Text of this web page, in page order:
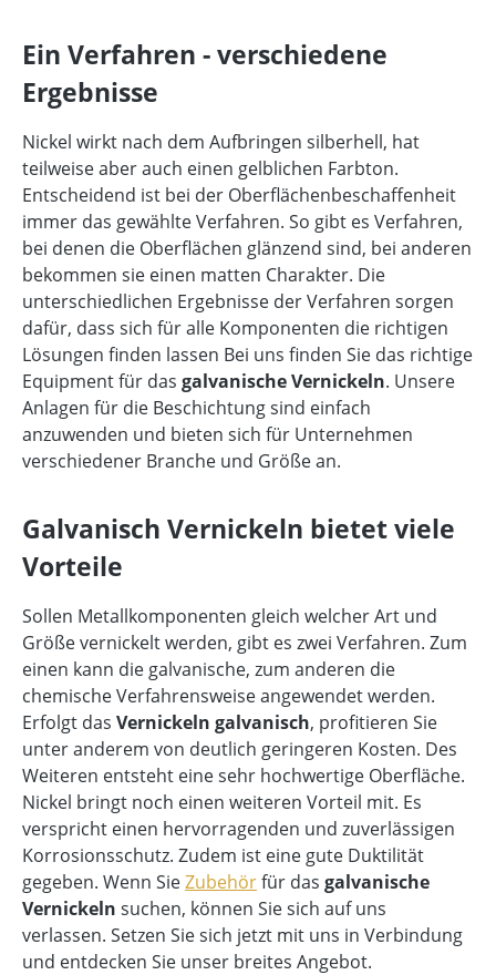
Ein Verfahren - verschiedene
Ergebnisse
Nickel wirkt nach dem Aufbringen silberhell, hat
teilweise aber auch einen gelblichen Farbton.
Entscheidend ist bei der Oberflächenbeschaffenheit
immer das gewählte Verfahren. So gibt es Verfahren,
bei denen die Oberflächen glänzend sind, bei anderen
bekommen sie einen matten Charakter. Die
unterschiedlichen Ergebnisse der Verfahren sorgen
dafür, dass sich für alle Komponenten die richtigen
Lösungen finden lassen Bei uns finden Sie das richtige
Equipment für das galvanische Vernickeln. Unsere
Anlagen für die Beschichtung sind einfach
anzuwenden und bieten sich für Unternehmen
verschiedener Branche und Größe an.
Galvanisch Vernickeln bietet viele
Vorteile
Sollen Metallkomponenten gleich welcher Art und
Größe vernickelt werden, gibt es zwei Verfahren. Zum
einen kann die galvanische, zum anderen die
chemische Verfahrensweise angewendet werden.
Erfolgt das Vernickeln galvanisch, profitieren Sie
unter anderem von deutlich geringeren Kosten. Des
Weiteren entsteht eine sehr hochwertige Oberfläche.
Nickel bringt noch einen weiteren Vorteil mit. Es
verspricht einen hervorragenden und zuverlässigen
Korrosionsschutz. Zudem ist eine gute Duktilität
gegeben. Wenn SieZubehörfür das galvanische
Vernickeln suchen, können Sie sich auf uns
verlassen. Setzen Sie sich jetzt mit uns in Verbindung
und entdecken Sie unser breites Angebot.